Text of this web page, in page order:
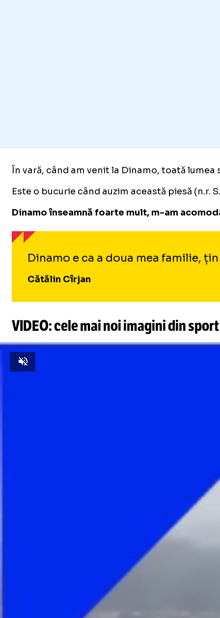
În vară, când am venit la Dinamo, toată
Este o bucurie când auzim această piesă (n.r.
Dinamo înseamnă foarte mult, m-am
Dinamo e ca a doua mea familie,
Cătălin Cîrjan
VIDEO: cele mai noi imagini din sport
Unmute